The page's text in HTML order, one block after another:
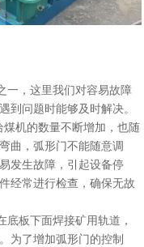
，这里我们对容易故障
到问题时能够及时解决。
机的数量不断增加，也随
曲，弧形门不能随意调
发生故障，引起设备停
经常进行检查，确保无故
板下面焊接矿用轨道，
为了增加弧形门的控制